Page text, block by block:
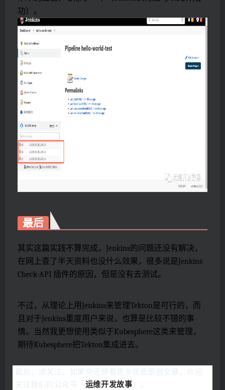
功）。
最后
其实这篇实践不算完成，Jenkins的问题还没有解决，
在网上查了半天资料也没什么效果，很多说是Jenkins
Check-API 插件的原因，但是没有去测试。
不过，从理论上用Jenkins来管理Tekton是可行的，而
且对于Jenkins重度用户来说，也算是比较不错的事
情。当然我更想使用类似于Kubesphere这类来管理，
期待Kubesphere把Tekton集成进去。
最后，求关注。 如果你还想看更多优质原创文章，欢迎
关注我们的公众号「 运维开发故事